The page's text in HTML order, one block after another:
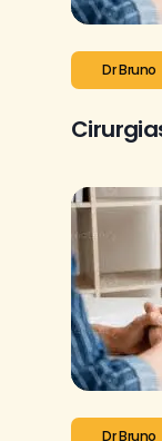
Dr Bruno
Dr Bruno